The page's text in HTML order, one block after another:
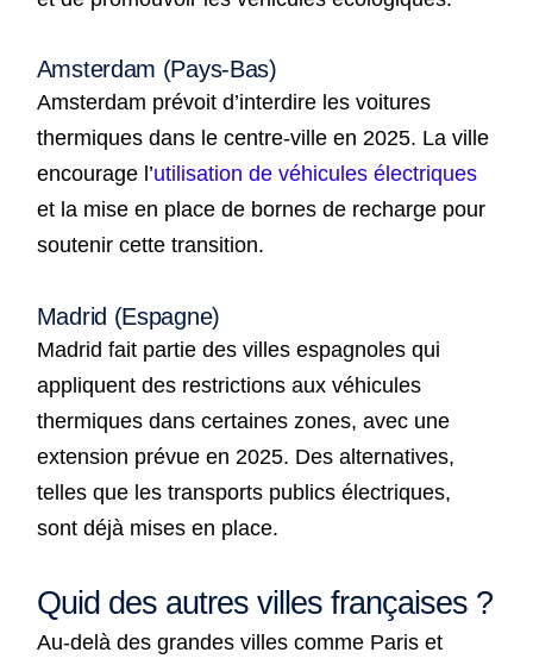
Amsterdam (Pays-Bas)
Amsterdam prévoit d’interdire les voitures
thermiques dans le centre-ville en 2025. La ville
encourage l’utilisation de véhicules électriques
et la mise en place de bornes de recharge pour
soutenir cette transition.
Madrid (Espagne)
Madrid fait partie des villes espagnoles qui
appliquent des restrictions aux véhicules
thermiques dans certaines zones, avec une
extension prévue en 2025. Des alternatives,
telles que les transports publics électriques,
sont déjà mises en place.
Quid des autres villes françaises ?
Au-delà des grandes villes comme Paris et